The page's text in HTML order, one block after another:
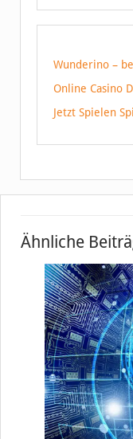
Wunderino –
Online Casino
Jetzt Spielen
Ähnliche